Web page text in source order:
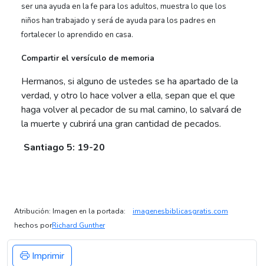
ser una ayuda en la fe para los adultos, muestra lo que los
niños han trabajado y será de ayuda para los padres en
fortalecer lo aprendido en casa.
Compartir el versículo de memoria
Hermanos, si alguno de ustedes se ha apartado de la
verdad, y otro lo hace volver a ella, sepan que el que
haga volver al pecador de su mal camino, lo salvará de
la muerte y cubrirá una gran cantidad de pecados.
Santiago 5: 19-20
Atribución: Imagen en la portada: imagenesbiblicasgratis.com
hechos porRichard Gunther
Imprimir